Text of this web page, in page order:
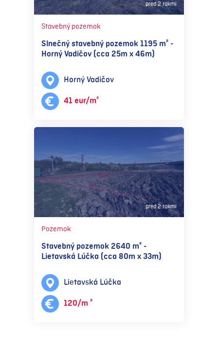
pred 2 rokmi
Stavebný pozemok
Slnečný stavebný pozemok 1195 m² -
Horný Vadičov (cca 25m x 46m)
Horný Vadičov
41 eur/m²
pred 2 rokmi
Pozemok
Stavebný pozemok 2640 m² -
Lietavská Lúčka (cca 80m x 33m)
Lietavská Lúčka
120/m ²